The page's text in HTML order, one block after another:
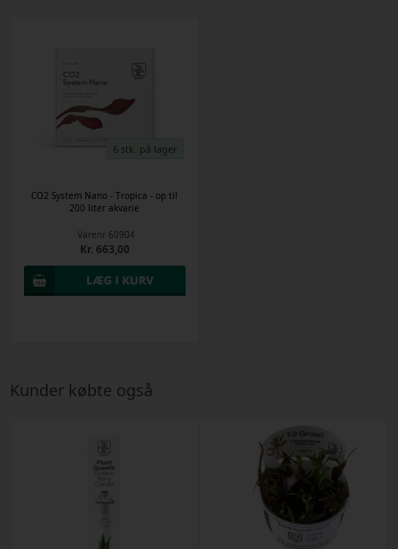
6 stk. på lager
CO2 System Nano - Tropica - op til
200 liter akvarie
Varenr 60904
Kr. 663,00
Kunder købte også